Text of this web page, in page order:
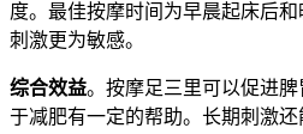
度。最佳按摩时间为早晨起床后
刺激更为敏感。
综合效益。按摩足三里可以促进
于减肥有一定的帮助。长期刺激